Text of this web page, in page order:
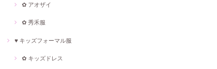
✿ アオザイ
✿ 秀禾服
♥ キッズフォーマル服
✿ キッズドレス